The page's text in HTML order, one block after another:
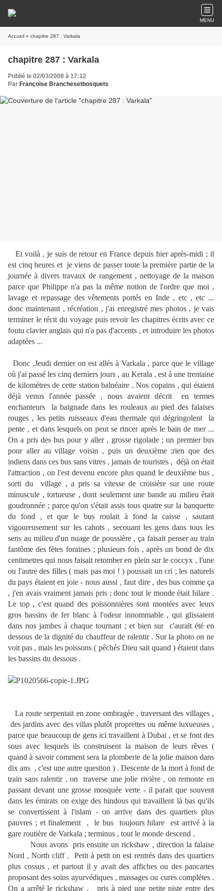
MENU
Accueil » chapitre 287 : Varkala
chapitre 287 : Varkala
Publié le 02/03/2008 à 17:12
Par Françoise Branchesetbosquets
Et voilà , je suis de retour en France depuis hier après-midi ; il
est cinq heures et je viens de passer toute la première partie de la
journée à divers travaux de rangement , nettoyage de la maison
parce que Philippe n'a pas la même notion de l'ordre que moi ,
lavage et repassage des vêtements portés en Inde , etc , etc ...
donc maintenant , récréation , j'ai enregistré mes photos , je vais
terminer le récit du voyage puis revoir les chapitres écrits avec ce
foutu clavier anglais qui n'a pas d'accents , et introduire les photos
adaptées ...
Donc ,Jeudi dernier on est allés à Varkala , parce que le village
où j'ai passé les cinq derniers jours , au Kerala , est à une trentaine
de kilométres de cette station balnéaire . Nos copains , qui étaient
déjà venus l'année passée , nous avaient décrit en termes
enchanteurs la baignade dans les rouleaux au pied des falaises
rouges , les petits ruisseaux d'eau thermale qui dégringolent la
pente , et dans lesquels on peut se rincer après le bain de mer ...
On a pris des bus pour y aller , grosse rigolade ; un premier bus
pour aller au village voisin , puis un deuxième ;rien que des
indiens dans ces bus sans vitres , jamais de touristes , déjà on était
l'attraction , on l'est devenu encore plus quand le deuxième bus ,
sorti du village , a pris sa vitesse de croisière sur une route
minuscule , tortueuse , dont seulement une bande au milieu était
goudronnée ; parce qu'on s'était assis tous quatre sur la banquette
du fond , et que le bus roulait à fond la caisse , sautant
vigoureusement sur les cahots , secouant les gens dans tous les
sens au milieu d'un nuage de poussière , ça faisait penser au train
fantôme des fètes foraines ; plusieurs fois , après un bond de dix
centimetres qui nous faisait retomber en plein sur le coccyx , l'une
ou l'autre des filles ( mais pas moi ! ) poussait un cri ; les naturels
du pays étaient en joie - nous aussi , faut dire , des bus comme ça
, j'en avais vraiment jamais pris ; donc tout le monde était hilare .
Le top , c'est quand des poissonnières sont montées avec leurs
gros bassins de fer blanc à l'odeur innommable , qui glissaient
dans nos jambes à chaque tournant ; et bien sur c'aurait été en
dessous de la dignité du chauffeur de ralentir . Sur la photo on ne
voit pas , mais les poissons ( pêchés Dieu sait quand ) étaient dans
les bassins du dessous .
La route serpentait en zone ombragée , traversant des villages ,
des jardins avec des villas plutôt proprettes ou même luxueuses ,
parce que beaucoup de gens ici travaillent à Dubai , et se font des
sous avec lesquels ils construisent la maison de leurs rêves (
quand à savoir comment sera la plomberie de la jolie maison dans
dix ans , c'est une autre question ) . Descente de la mort à fond de
train sans ralentir , on traverse une jolie rivière , on remonte en
passant devant une grosse mosquée verte - il parait que souvent
dans les émirats on exige des hindous qui travaillent là bas qu'ils
se convertissent à l'islam - on arrive dans des quartiers plus
pauvres ; et finalement , le bus toujours hilare est arrivé à la
gare routière de Varkala ; terminus , tout le monde descend .
Nous avons pris ensuite un rickshaw , direction la falaise
Nord , North cliff . Petit à petit on est rentrés dans des quartiers
plus cossus , et partout il y avait des affiches ou des pancartes
proposant des soins ayurvédiques , massages ou cures complétes .
On a arrêté le rickshaw , pris à pied une petite piste entre des